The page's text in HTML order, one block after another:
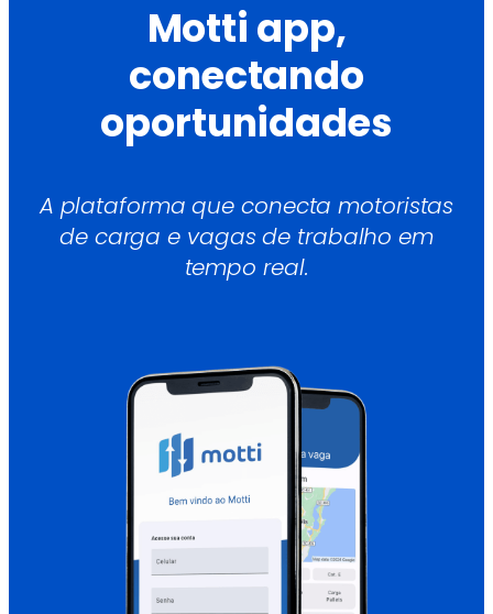
Motti app,
conectando
oportunidades
A plataforma que conecta motoristas
de carga e vagas de trabalho em
tempo real.